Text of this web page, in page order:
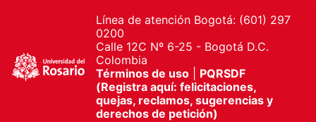
Línea de atención Bogotá: (601) 297
0200
Calle 12C Nº 6-25 - Bogotá D.C.
Colombia
Términos de uso
PQRSDF
(Registra aquí: felicitaciones,
quejas, reclamos, sugerencias y
derechos de petición)